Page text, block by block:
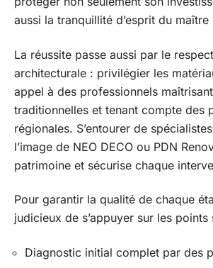
aussi la tranquillité d’esprit du maître
La réussite passe aussi par le
architecturale : privilégier les
appel à des professionnels
traditionnelles et tenant compte des
régionales. S’entourer de
l’image de NEO DECO ou PDN
patrimoine et sécurise chaque
Pour garantir la qualité de chaque
judicieux de s’appuyer sur les points
Diagnostic initial complet par des